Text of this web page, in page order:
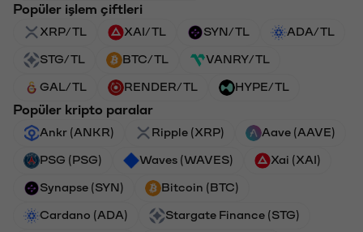
Popüler işlem çiftleri
XRP/TL XAI/TL SYN/TL ADA/TL
STG/TL BTC/TL VANRY/TL
GAL/TL RENDER/TL HYPE/TL
Popüler kripto paralar
Ankr (ANKR) Ripple (XRP) Aave (AAVE)
PSG (PSG) Waves (WAVES) Xai (XAI)
Synapse (SYN) Bitcoin (BTC)
Cardano (ADA) Stargate Finance (STG)